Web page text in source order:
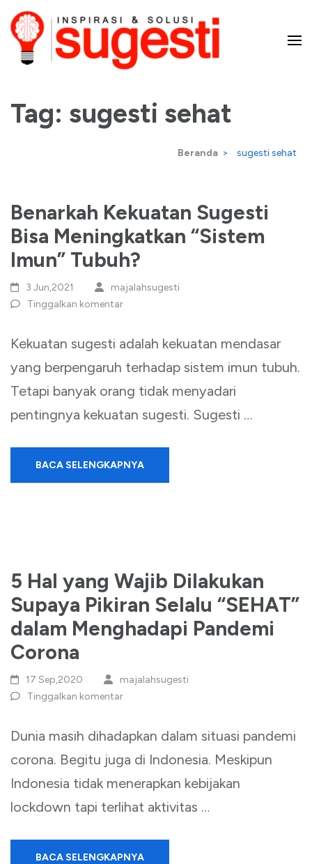
Lompat
ke
konten
Enter)
dan Solusi
Tag: sugesti sehat
Beranda > sugesti sehat
Benarkah Kekuatan Sugesti
Bisa Meningkatkan “Sistem
Imun” Tubuh?
3 Jun,2021
majalahsugesti
Tinggalkan komentar
Kekuatan sugesti adalah kekuatan mendasar
yang berpengaruh terhadap sistem imun tubuh.
Tetapi banyak orang tidak menyadari
pentingnya kekuatan sugesti. Sugesti …
BACA SELENGKAPNYA
5 Hal yang Wajib Dilakukan
Supaya Pikiran Selalu “SEHAT”
dalam Menghadapi Pandemi
Corona
17 Sep,2020
majalahsugesti
Tinggalkan komentar
Dunia masih dihadapkan dalam situasi pandemi
corona. Begitu juga di Indonesia. Meskipun
Indonesia tidak menerapkan kebijakan
lockdown tapi terlihat aktivitas …
BACA SELENGKAPNYA